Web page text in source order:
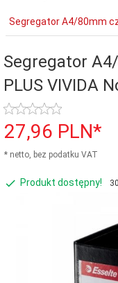
Segregator A4/80mm
Segregator
PLUS VIVIDA
27,96 PLN*
* netto, bez podatku VAT
Produkt dostępny!